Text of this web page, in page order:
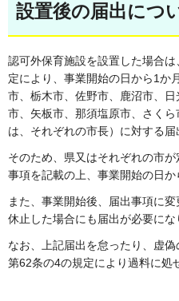
設置後の届出につ
認可外保育施設を設置した場合
定により、事業開始の日から1か
市、栃木市、佐野市、鹿沼市、
市、矢板市、那須塩原市、さく
は、それぞれの市長）に対する届
そのため、県又はそれぞれの市
事項を記載の上、事業開始の日か
また、事業開始後、届出事項に
休止した場合にも届出が必要にな
なお、上記届出を怠ったり、虚
第62条の4の規定により過料に処